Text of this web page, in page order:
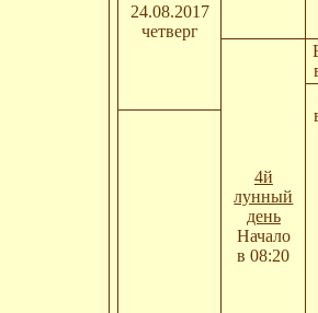
24.08.2017
четверг
4й
лунный
день
Начало
в 08:20